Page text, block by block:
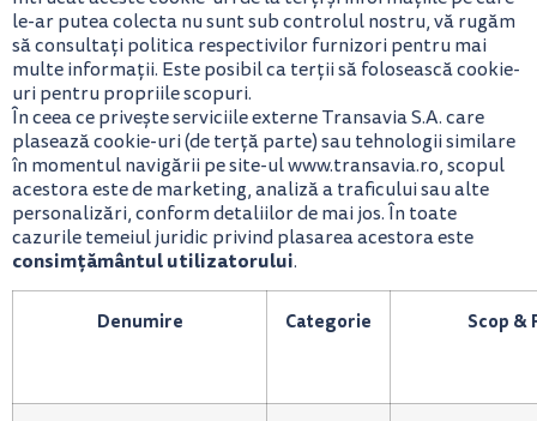
le-ar putea colecta nu sunt sub controlul nostru, vă rugăm
să consultați politica respectivilor furnizori pentru mai
multe informații. Este posibil ca terții să folosească cookie-
uri pentru propriile scopuri.
În ceea ce privește serviciile externe Transavia S.A. care
plasează cookie-uri (de terță parte) sau tehnologii similare
în momentul navigării pe site-ul www.transavia.ro, scopul
acestora este de marketing, analiză a traficului sau alte
personalizări, conform detaliilor de mai jos. În toate
cazurile temeiul juridic privind plasarea acestora este
consimțământul utilizatorului.
Denumire Categorie Scop &